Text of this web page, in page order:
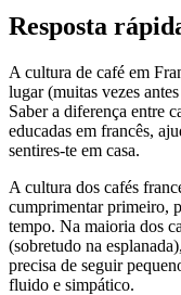
Resposta
A cultura de café em
lugar (muitas vezes
Saber a diferença entre
educadas em francês,
sentires-te em casa.
A cultura dos cafés
cumprimentar primeiro,
tempo. Na maioria dos
(sobretudo na
precisa de seguir
fluido e simpático.